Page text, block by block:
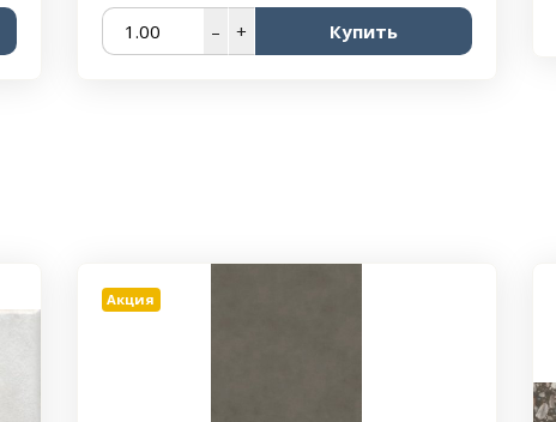
– + Купить
Акция